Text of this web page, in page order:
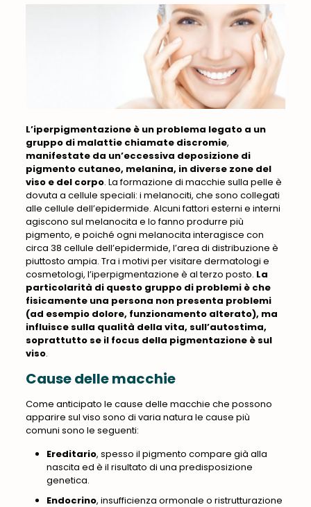
L’iperpigmentazione è un problema legato a un
gruppo di malattie chiamate discromie,
manifestate da un’eccessiva deposizione di
pigmento cutaneo, melanina, in diverse zone del
viso e del corpo. La formazione di macchie sulla pelle è
dovuta a cellule speciali: i melanociti, che sono collegati
alle cellule dell’epidermide. Alcuni fattori esterni e interni
agiscono sul melanocita e lo fanno produrre più
pigmento, e poiché ogni melanocita interagisce con
circa 38 cellule dell’epidermide, l’area di distribuzione è
piuttosto ampia. Tra i motivi per visitare dermatologi e
cosmetologi, l’iperpigmentazione è al terzo posto. La
particolarità di questo gruppo di problemi è che
fisicamente una persona non presenta problemi
(ad esempio dolore, funzionamento alterato), ma
influisce sulla qualità della vita, sull’autostima,
soprattutto se il focus della pigmentazione è sul
viso.
Cause delle macchie
Come anticipato le cause delle macchie che possono
apparire sul viso sono di varia natura le cause più
comuni sono le seguenti:
Ereditario, spesso il pigmento compare già alla
nascita ed è il risultato di una predisposizione
genetica.
Endocrino, insufficienza ormonale o ristrutturazione